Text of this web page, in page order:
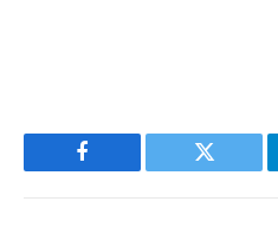
Facebook Twitter